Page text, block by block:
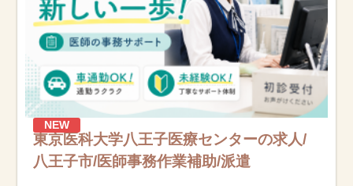
NEW
東京医科大学八王子医療センターの求人/
八王子市/医師事務作業補助/派遣